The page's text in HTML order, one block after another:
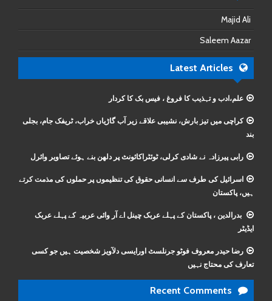
Majid Ali
Saleem Aazar
Latest Articles
علم،ادب و تہذیب کا فروغ ، فیس بک کا کردار
کراچی میں تیز بارش، نشیبی علاقے زیر آب گاڑیاں خراب، ٹریفک جام، بجلی
بند
رابی پیرزادہ نے شادی کرلی، ٹوئٹراکائونٹ پر دلھن بنے ہوئے تصاویر وائرل
اسرائیل کی طرف سے انسانی حقوق کی تنظیموں پر حملوں کی مذمت کرتے
ہیں، پاکستان
بدرالدین ، پاکستان کے پہلے عربک چینل اے آر وائی عربیہ کے پہلے عربک
ایڈیٹر
رضا حیدر معروف فوٹو جرنلسٹ اورایسی دلآویز شخصیت ہیں جو کسی
تعارف کی محتاج نہیں
Recent Comments